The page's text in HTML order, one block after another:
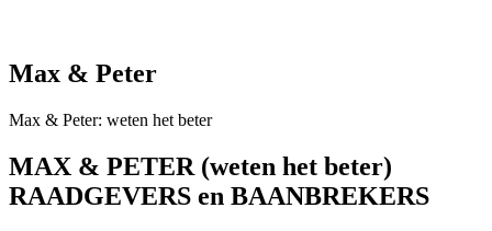
Max & Peter
Max & Peter: weten het beter
MAX & PETER (weten het beter)
RAADGEVERS en BAANBREKERS